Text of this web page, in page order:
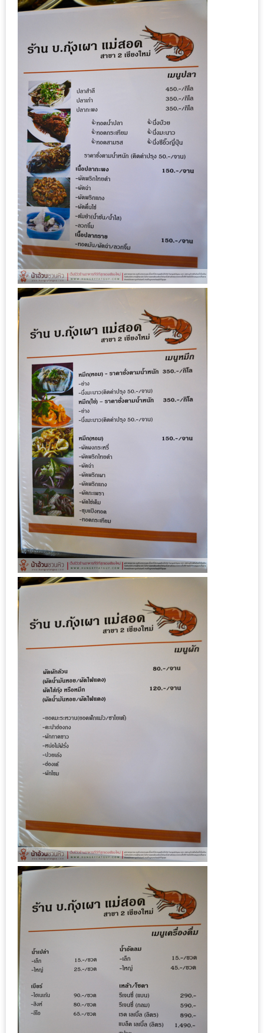
200
ชี้
เบาะแส
ความ
อร่อย
ตาม
รอย
น้า
อ้วน
ชวน
หิว
ติดต่อ
อ้วน
อ้วน
น้า
อ้วน
ชวน
คุย
นโยบาย
ความ
เป็น
ส่วน
ตัว
ความ
เป็น
ผู้
โชค
กับ
น้า
อ้วน
ครั้ง
พา
เพื่อน
มา
INSTAGRAM
รวม